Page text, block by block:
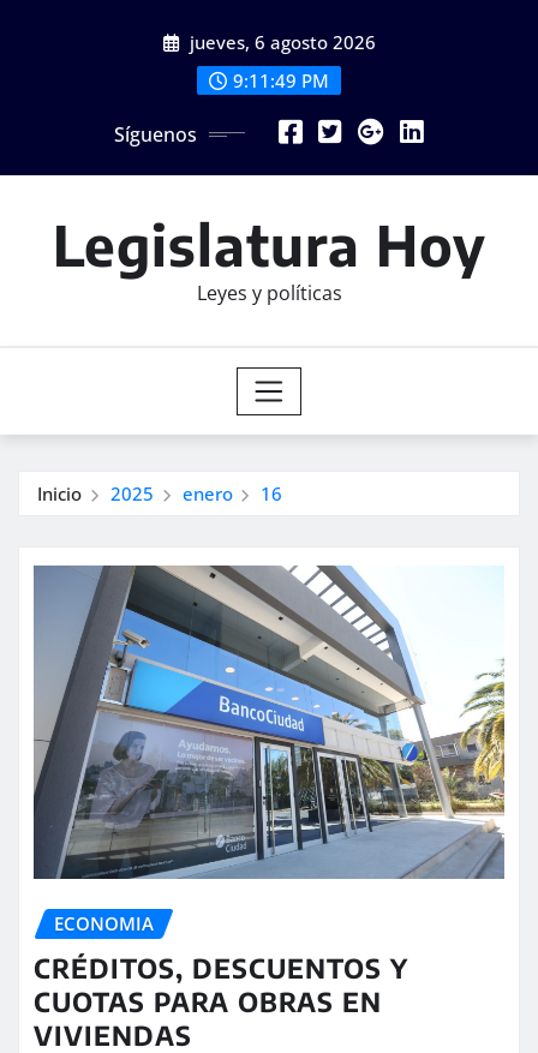
jueves, 6 agosto 2026
9:11:49 PM
Síguenos
Legislatura Hoy
Leyes y políticas
Inicio 2025 enero 16
ECONOMIA
CRÉDITOS, DESCUENTOS Y
CUOTAS PARA OBRAS EN
VIVIENDAS